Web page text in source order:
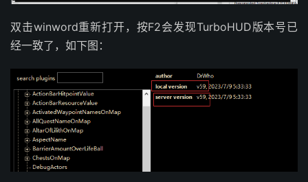
双击winword重新打开，按F2会发现TurboHUD版本号已
经一致了，如下图：